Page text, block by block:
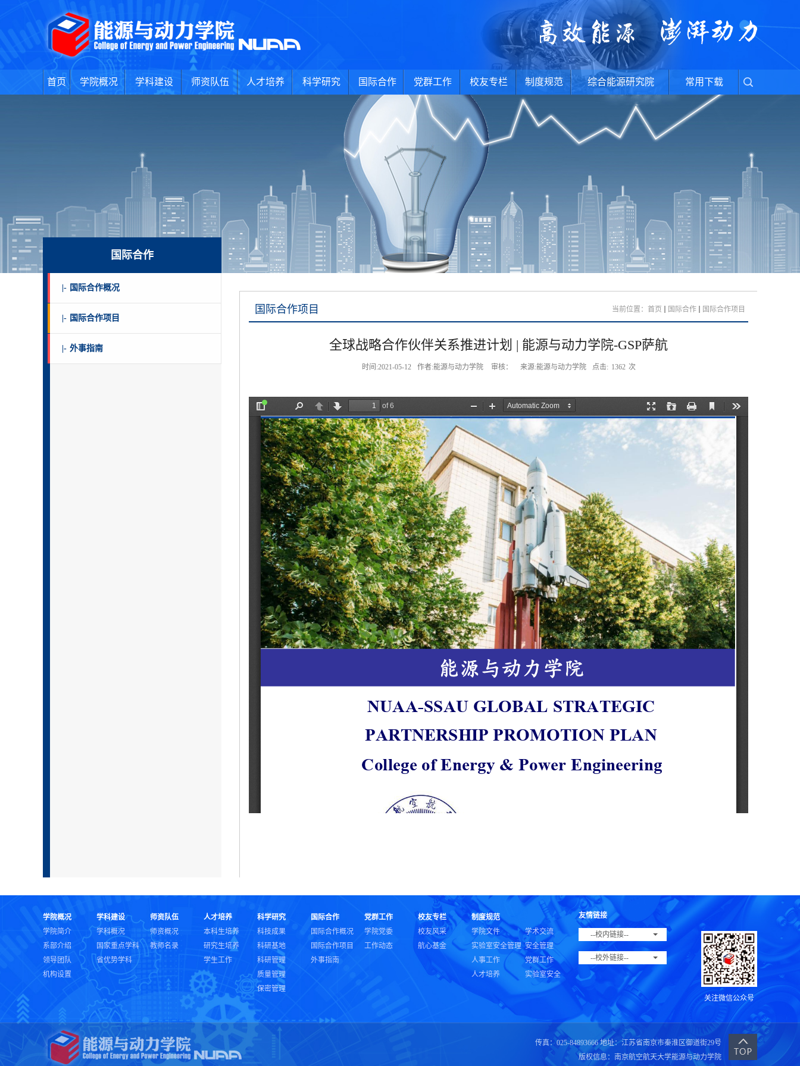
首页 学院概况 学科建设 师资队伍 人才培养 科学研究 国际合作 党群工作 校友专栏 制度规范 综合能源研究院 常用下载
国际合作
|- 国际合作概况
|- 国际合作项目
|- 外事指南
国际合作项目 当前位置： 首页 国际合作 国际合作项目
全球战略合作伙伴关系推进计划 | 能源与动力学院-GSP萨航
时间:2021-05-12 作者:能源与动力学院 审核： 来源:能源与动力学院 点击: 1362 次
学院概况
学院简介
系部介绍
领导团队
机构设置
学科建设
学科概况
国家重点学科
省优势学科
师资队伍
师资概况
教师名录
人才培养
本科生培养
研究生培养
学生工作
科学研究
科技成果
科研基地
科研管理
质量管理
保密管理
国际合作
国际合作概况
国际合作项目
外事指南
党群工作
学院党委
工作动态
校友专栏
校友风采
航心基金
制度规范
学院文件
实验室安全管理
人事工作
人才培养
学术交流
安全管理
党群工作
实验室安全
友情链接
--校内链接--
--校外链接--
关注微信公众号
传真：025-84893666 地址：江苏省南京市秦淮区御道街29号
版权信息：南京航空航天大学能源与动力学院